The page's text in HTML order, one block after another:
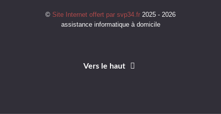
© Site Internet offert par svp34.fr 2025 - 2026
assistance informatique à domicile
Vers le haut